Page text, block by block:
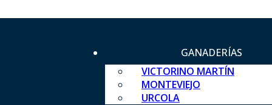
GANADERÍAS
VICTORINO MARTÍN
MONTEVIEJO
URCOLA